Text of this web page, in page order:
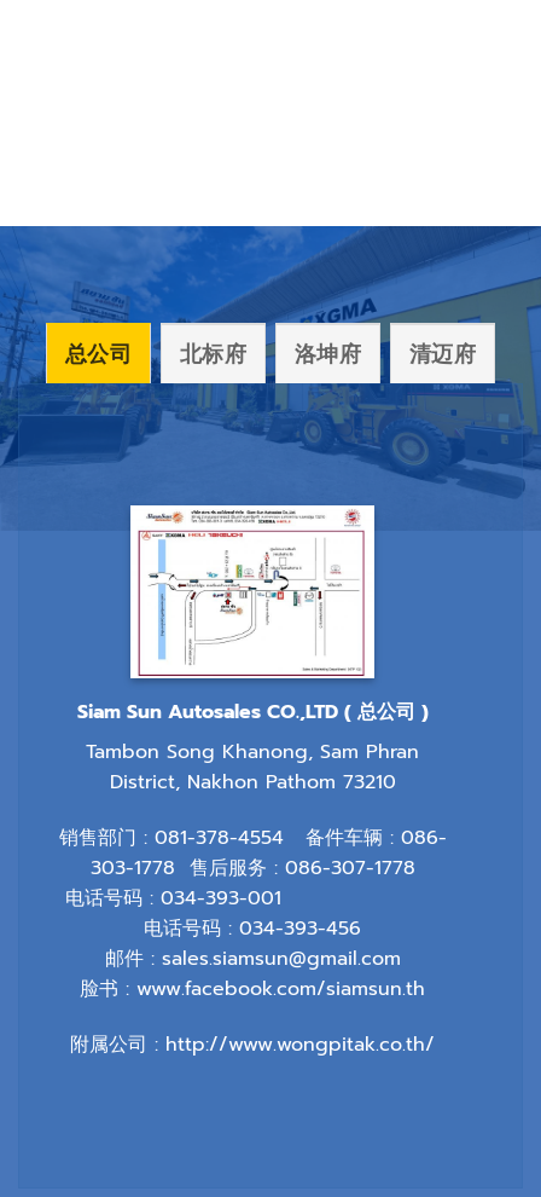
总公司 北标府 洛坤府 清迈府
Siam Sun Autosales CO.,LTD ( 总公司 )
Tambon Song Khanong, Sam Phran
District, Nakhon Pathom 73210
销售部门 : 081-378-4554 备件车辆 : 086-
303-1778 售后服务 : 086-307-1778
电话号码 : 034-393-001
电话号码 : 034-393-456
邮件 : sales.siamsun@gmail.com
脸书 : www.facebook.com/siamsun.th
附属公司 : http://www.wongpitak.co.th/